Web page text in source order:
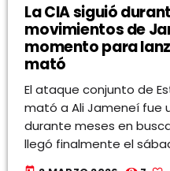
La CIA siguió
movimientos de
momento para
mató
El ataque conjunto de
mató a Ali Jameneí fue
durante meses en
llegó finalmente el